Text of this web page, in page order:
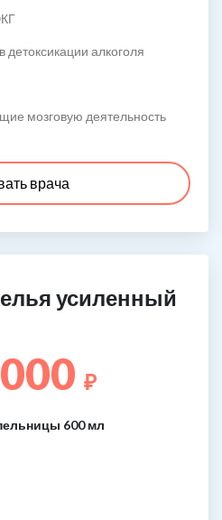
алкоголя
мозговую деятельность
врача
усиленный
₽
600 мл